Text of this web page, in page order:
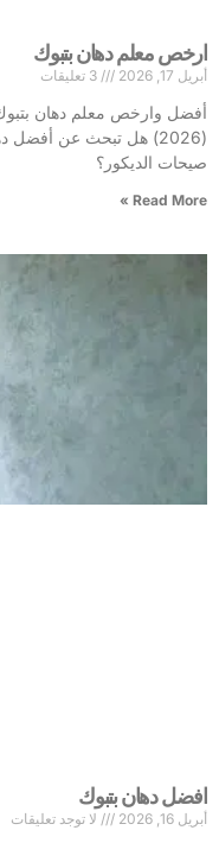
ارخص معلم دهان بتبوك
أبريل 17, 2026
(2026) هل تبحث عن أفضل
صيحات الديكور؟
Read More »
افضل دهان بتبوك
أبريل 16, 2026 لا توجد تعليقات